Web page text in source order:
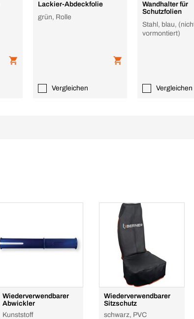
Lackier-Abdeckfolie
grün, Rolle
Vergleichen
Wandhalter für
Schutzfolien
Stahl, blau,
vormontiert)
Vergleichen
Wiederverwendbarer
Abwickler
Kunststoff
Wiederverwendbarer
Sitzschutz
schwarz, PVC